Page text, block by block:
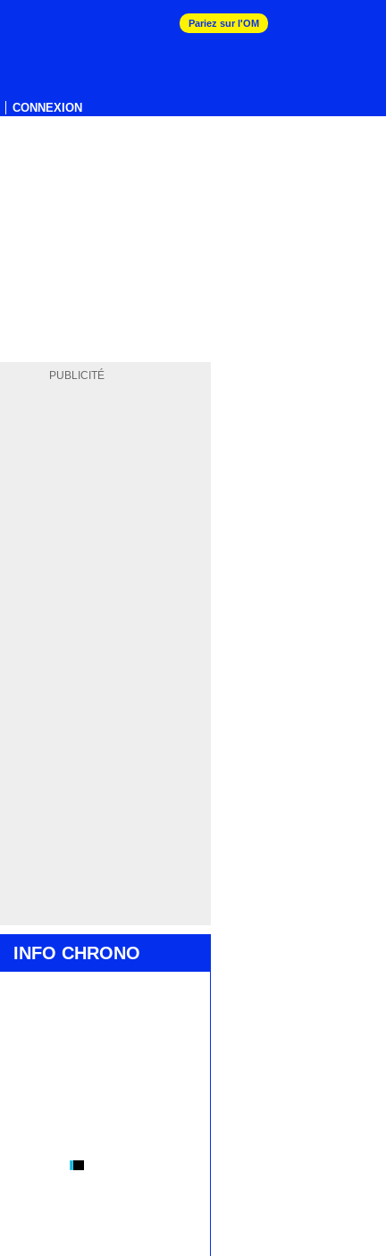
CONNEXION
Pariez sur l'OM
PUBLICITÉ
INFO CHRONO